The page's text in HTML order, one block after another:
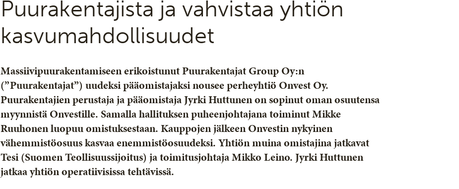
Puurakentajista ja vahvistaa yhtiön
kasvumahdollisuudet
Massiivipuurakentamiseen erikoistunut Puurakentajat Group Oy:n
(”Puurakentajat”) uudeksi pääomistajaksi nousee perheyhtiö Onvest Oy.
Puurakentajien perustaja ja pääomistaja Jyrki Huttunen on sopinut oman osuutensa
myynnistä Onvestille. Samalla hallituksen puheenjohtajana toiminut Mikke
Ruuhonen luopuu omistuksestaan. Kauppojen jälkeen Onvestin nykyinen
vähemmistöosuus kasvaa enemmistöosuudeksi. Yhtiön muina omistajina jatkavat
Tesi (Suomen Teollisuussijoitus) ja toimitusjohtaja Mikko Leino. Jyrki Huttunen
jatkaa yhtiön operatiivisissa tehtävissä.